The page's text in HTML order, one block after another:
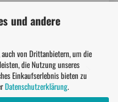
und andere
von Drittanbietern, um die
die Nutzung unseres
Einkaufserlebnis bieten zu
Datenschutzerklärung.